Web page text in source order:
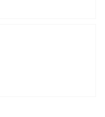
μέγεθος ή άλλο
επιστροφή του
σε αυτό.
χωρίς εξωτερική